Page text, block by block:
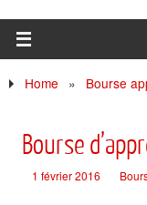
Home » Bourse
Bourse
1 février 2016